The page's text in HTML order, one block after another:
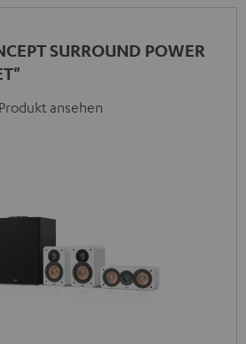
SURROUND POWER
ansehen